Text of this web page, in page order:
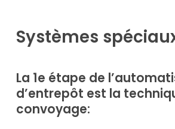
Systèmes
La 1e étape de
d’entrepôt est la
convoyage: